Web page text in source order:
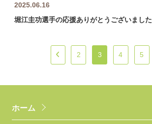
2025.06.16
堀江圭功選手の応援ありがとうございました
2 3 4 5
ホーム